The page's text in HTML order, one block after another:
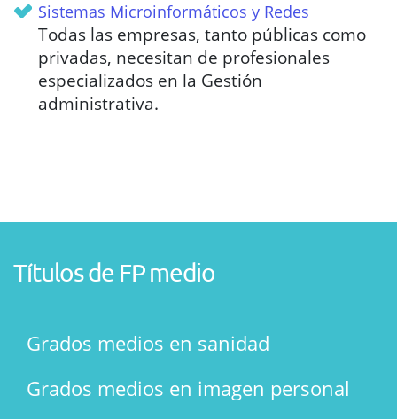
Sistemas Microinformáticos y Redes
Todas las empresas, tanto públicas como
privadas, necesitan de profesionales
especializados en la Gestión
administrativa.
Títulos de FP medio
Grados medios en sanidad
Grados medios en imagen personal